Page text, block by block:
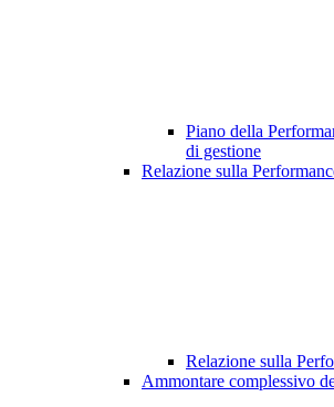
Piano della
di gestione
Relazione sulla
Relazione sulla
Ammontare complessivo